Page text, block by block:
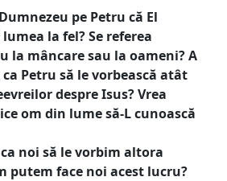
pe Petru că El
la fel? Se referea
la mâncare sau la oameni? A
Petru să le vorbească atât
despre Isus? Vrea
om din lume să-L cunoască
noi să le vorbim altora
putem face noi acest lucru?